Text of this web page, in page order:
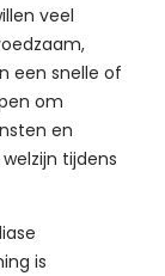
veel
een snelle of
om
en
tijdens
is